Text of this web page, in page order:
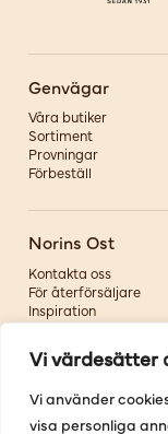
Vi värdesätter
Vi använder
visa personliga
Genvägar
Våra butiker
Sortiment
Provningar
Förbeställ
Norins Ost
Kontakta oss
För återförsäljare
Inspiration
Om oss
Följ oss
Facebook